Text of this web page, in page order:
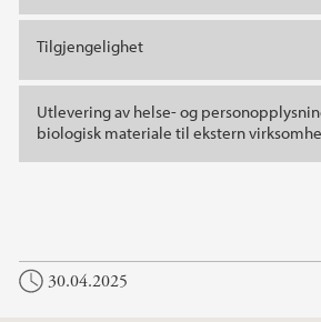
Tilgjengelighet
Utlevering av helse- og
biologisk materiale til ekstern
30.04.2025